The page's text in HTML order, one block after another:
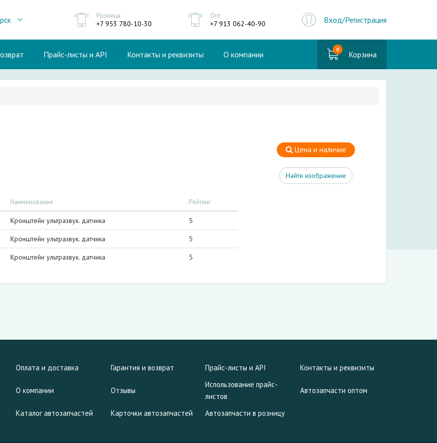
Розница
+7 953 780-10-30
Опт
+7 913 062-40-90 Вход/Регистрация
Прайс-листы и API Контакты и реквизиты О компании 0 Корзина
Наименование Рейтинг
Кронштейн ультразвук. датчика 5
Кронштейн ультразвук. датчика 5
Кронштейн ультразвук. датчика 5
Цена и наличие
Найти изображение
Оплата и доставка Гарантия и возврат Прайс-листы и API Контакты и реквизиты
О компании Отзывы
Использование прайс-
листов
Автозапчасти оптом
Каталог автозапчастей Карточки автозапчастей Автозапчасти в розницу